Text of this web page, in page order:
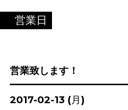
営業日
営業致します！
2017-02-13 (月)